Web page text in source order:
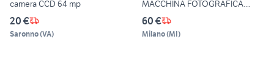
camera CCD 64 mp
20 €
Saronno(VA)
MACCHINA FOTOGRAFICA
VINTAGE
60 €
Milano(MI)